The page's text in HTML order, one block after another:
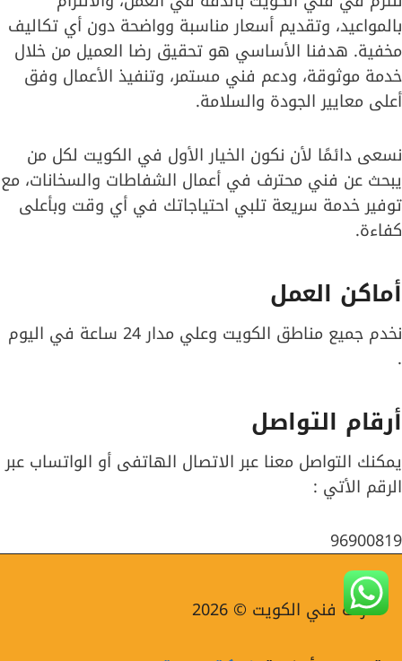
بالمواعيد، وتقديم أسعار مناسبة وواضحة دون أي تكاليف
مخفية. هدفنا الأساسي هو تحقيق رضا العميل من خلال
خدمة موثوقة، ودعم فني مستمر، وتنفيذ الأعمال وفق
أعلى معايير الجودة والسلامة.
نسعى دائمًا لأن نكون الخيار الأول في الكويت لكل من
يبحث عن فني محترف في أعمال الشفاطات والسخانات، مع
توفير خدمة سريعة تلبي احتياجاتك في أي وقت وبأعلى
كفاءة.
أماكن العمل
نخدم جميع مناطق الكويت وعلي مدار 24 ساعة في اليوم
.
أرقام التواصل
يمكنك التواصل معنا عبر الاتصال الهاتفى أو الواتساب عبر
الرقم الأتي :
96900819
شركة فني الكويت © 2026